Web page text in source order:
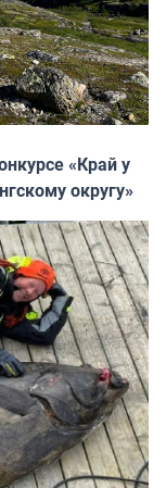
«Край у
округу»